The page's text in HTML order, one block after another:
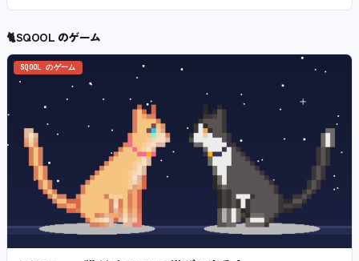
🐈SQOOL のゲーム
SQOOL のゲーム